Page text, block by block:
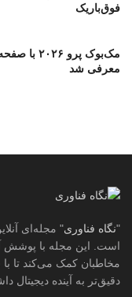
فوق‌باریک
مک‌بوک پرو
معرفی شد
"نگاه فناوری" مجله‌ای
است. این مجله با پوشش
مخاطبان کمک می‌کند تا
دقیق‌تر به آینده دیجیتال